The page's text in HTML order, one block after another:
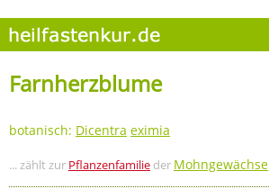
Farnherzblume
botanisch: Dicentra eximia
... zählt zur Pflanzenfamilie der Mohngewächse